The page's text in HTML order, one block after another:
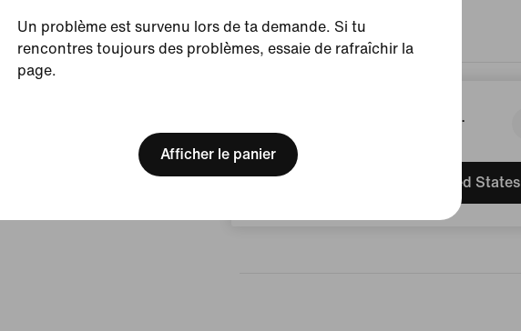
We think you are in United States.
Update your location?
United States
Un problème est survenu lors de ta demande. Si tu
rencontres toujours des problèmes, essaie de rafraîchir la
page.
Afficher le panier
Taille et coupe